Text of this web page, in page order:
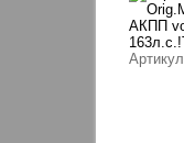
Артикул